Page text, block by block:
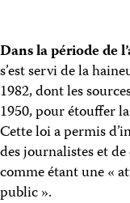
Dans la période de
s’est servi de la
1982, dont les
1950, pour étouffer
Cette loi a permis
des journalistes et
comme étant une «
public ».